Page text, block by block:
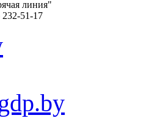
линия"
51-17